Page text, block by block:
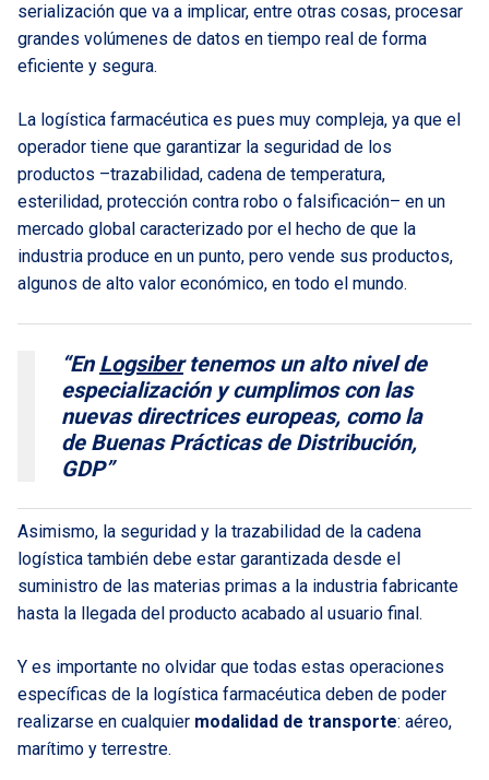
serialización que va a implicar, entre otras cosas, procesar
grandes volúmenes de datos en tiempo real de forma
eficiente y segura.
La logística farmacéutica es pues muy compleja, ya que el
operador tiene que garantizar la seguridad de los
productos –trazabilidad, cadena de temperatura,
esterilidad, protección contra robo o falsificación– en un
mercado global caracterizado por el hecho de que la
industria produce en un punto, pero vende sus productos,
algunos de alto valor económico, en todo el mundo.
“En Logsibertenemos un alto nivel de
especialización y cumplimos con las
nuevas directrices europeas, como la
de Buenas Prácticas de Distribución,
GDP”
Asimismo, la seguridad y la trazabilidad de la cadena
logística también debe estar garantizada desde el
suministro de las materias primas a la industria fabricante
hasta la llegada del producto acabado al usuario final.
Y es importante no olvidar que todas estas operaciones
específicas de la logística farmacéutica deben de poder
realizarse en cualquier modalidad de transporte: aéreo,
marítimo y terrestre.